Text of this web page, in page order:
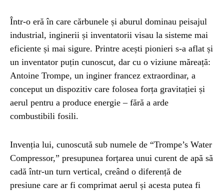
Într-o eră în care cărbunele și aburul dominau peisajul
industrial, inginerii și inventatorii visau la sisteme mai
eficiente și mai sigure. Printre acești pionieri s-a aflat și
un inventator puțin cunoscut, dar cu o viziune măreață:
Antoine Trompe, un inginer francez extraordinar, a
conceput un dispozitiv care folosea forța gravitației și
aerul pentru a produce energie – fără a arde
combustibili fosili.
Invenția lui, cunoscută sub numele de “Trompe’s Water
Compressor,” presupunea forțarea unui curent de apă să
cadă într-un turn vertical, creând o diferență de
presiune care ar fi comprimat aerul și acesta putea fi